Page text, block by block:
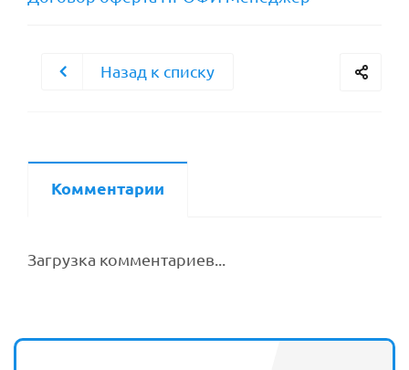
Назад к списку
Комментарии
Загрузка комментариев...